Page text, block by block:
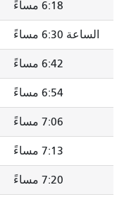
6:18 مساءً
الساعة 6:30 مساءً
6:42 مساءً
6:54 مساءً
7:06 مساءً
7:13 مساءً
7:20 مساءً